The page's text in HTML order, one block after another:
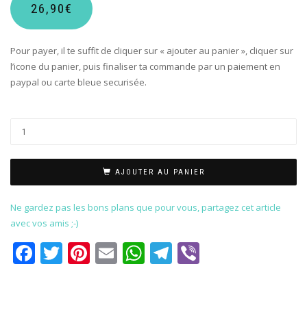
26,90€
Pour payer, il te suffit de cliquer sur « ajouter au panier », cliquer sur
l’icone du panier, puis finaliser ta commande par un paiement en
paypal ou carte bleue securisée.
AJOUTER AU PANIER
Ne gardez pas les bons plans que pour vous, partagez cet article
avec vos amis ;-)
Facebook
Twitter
Pinterest
EmailWhatsApp
Telegram